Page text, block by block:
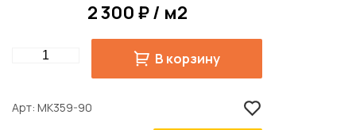
2 300 ₽ / м2
Quantity В корзину
Арт MK359-90